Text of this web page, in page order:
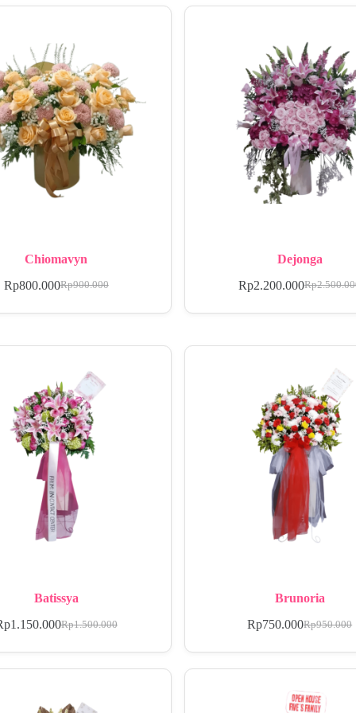
Chiomavyn
Rp900.000
Rp800.000
Dejonga
Rp
Rp2.200.000
Batissya
Rp1.500.000
1.150.000
Brunoria
Rp950.000
Rp750.000